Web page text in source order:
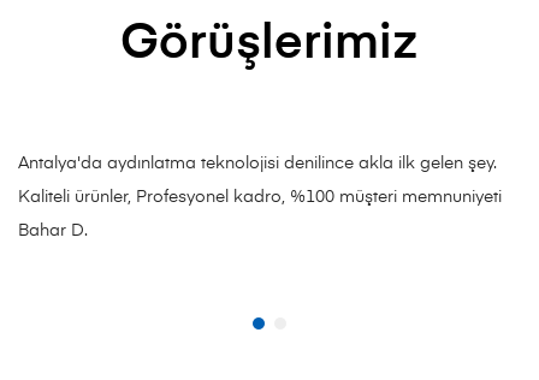
Görüşlerimiz
Antalya'da aydınlatma teknolojisi denilince akla ilk gelen şey.
Kaliteli ürünler, Profesyonel kadro, %100 müşteri memnuniyeti
Bahar D.